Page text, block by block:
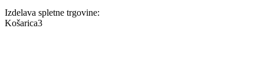
Izdelava spletne trgovine:
Košarica3